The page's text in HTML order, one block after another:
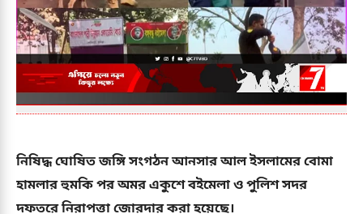
নিষিদ্ধ ঘোষিত জঙ্গি সংগঠন আনসার আল ইসলামের বোমা
হামলার হুমকি পর অমর একুশে বইমেলা ও পুলিশ সদর
দফতরে নিরাপত্তা জোরদার করা হয়েছে।